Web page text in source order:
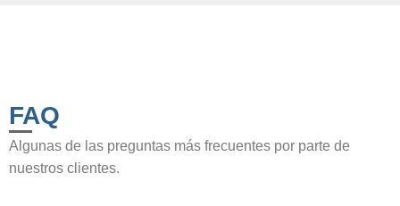
FAQ
Algunas de las preguntas más frecuentes por parte de
nuestros clientes.